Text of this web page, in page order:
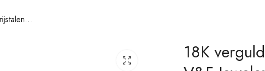
18K vergulde roestvrijstalen oorbellen van V&F Jewelers
18K